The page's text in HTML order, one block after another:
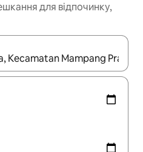
для відпочинку,
використовуйте для